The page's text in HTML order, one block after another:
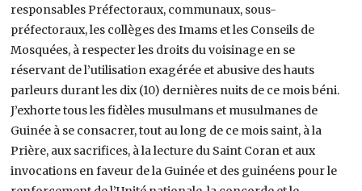
responsables Préfectoraux, communaux, sous-
préfectoraux, les collèges des Imams et les Conseils de
Mosquées, à respecter les droits du voisinage en se
réservant de l’utilisation exagérée et abusive des hauts
parleurs durant les dix (10) dernières nuits de ce mois béni.
J’exhorte tous les fidèles musulmans et musulmanes de
Guinée à se consacrer, tout au long de ce mois saint, à la
Prière, aux sacrifices, à la lecture du Saint Coran et aux
invocations en faveur de la Guinée et des guinéens pour le